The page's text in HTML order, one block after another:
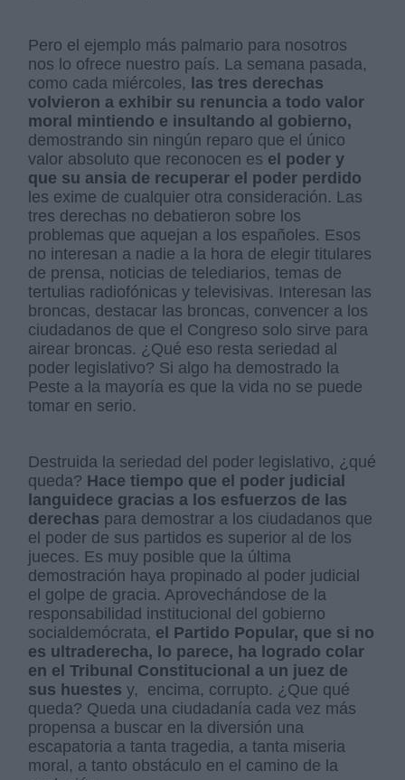
Pero el ejemplo más palmario para nosotros
nos lo ofrece nuestro país. La semana pasada,
como cada miércoles,
las tres derechas
volvieron a exhibir su renuncia a todo valor
moral mintiendo e insultando al gobierno,
demostrando sin ningún reparo que el único
valor absoluto que reconocen es el poder y
que su ansia de recuperar el poder perdido
les exime de cualquier otra consideración. Las
tres derechas no debatieron sobre los
problemas que aquejan a los españoles. Esos
no interesan a nadie a la hora de elegir titulares
de prensa, noticias de telediarios, temas de
tertulias radiofónicas y televisivas. Interesan las
broncas, destacar las broncas, convencer a los
ciudadanos de que el Congreso solo sirve para
airear broncas. ¿Qué eso resta seriedad al
poder legislativo? Si algo ha demostrado la
Peste a la mayoría es que la vida no se puede
tomar en serio.
Destruida la seriedad del poder legislativo, ¿qué
queda? Hace tiempo que el poder judicial
languidece gracias a los esfuerzos de las
derechas para demostrar a los ciudadanos que
el poder de sus partidos es superior al de los
jueces. Es muy posible que la última
demostración haya propinado al poder judicial
el golpe de gracia. Aprovechándose de la
responsabilidad institucional del gobierno
socialdemócrata, el Partido Popular, que si no
es ultraderecha, lo parece, ha logrado colar
en el Tribunal Constitucional a un juez de
sus huestes y, encima, corrupto. ¿Que qué
queda? Queda una ciudadanía cada vez más
propensa a buscar en la diversión una
escapatoria a tanta tragedia, a tanta miseria
moral, a tanto obstáculo en el camino de la